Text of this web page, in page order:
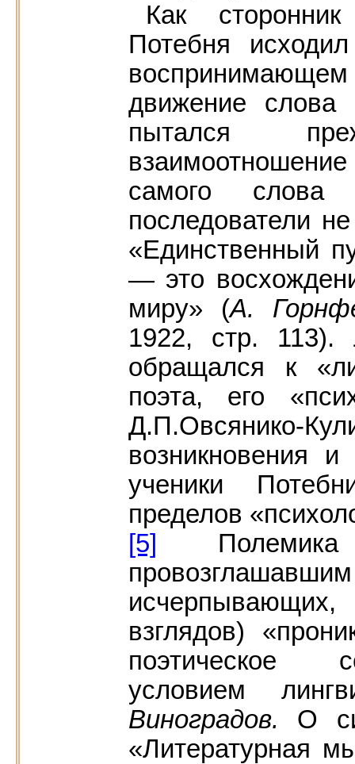
Как сторонник
Потебня
движение слова
пытался
самого
последователи
«Единственный
— это
миру» (А.
1922, стр. 113).
обращался к
поэта, его
возникновения
ученики
пределов
[5]
Полемика
взглядов)
поэтическое
условием
Виноградов. О
«Литературная